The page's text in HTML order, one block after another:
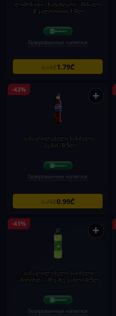
ლიმონათი "ნატახტარი" მსხალი
0 კალორიით 1,0ლ
Газированные напитки
3.15₾1.79₾
-43% +
გამაგრილებელი სასმელი
"პეპსი" 0,5ლ
Газированные напитки
1.75₾0.99₾
-43% +
გამაგრილებელი სასმელი
"მირინდა" მწვანე ვაშლი 0,5ლ
Газированные напитки